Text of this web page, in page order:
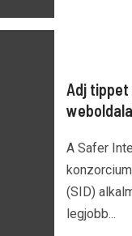
Adj tippet
A Safer
(SID)
legjobb...